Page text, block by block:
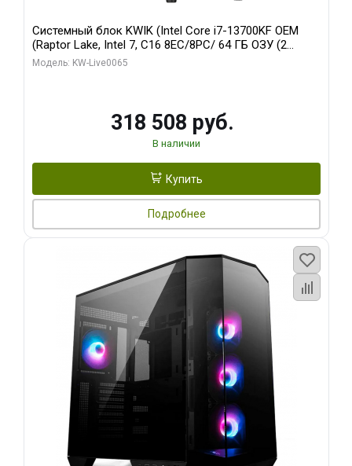
Системный блок KWIK (Intel Core i7-13700KF OEM
(Raptor Lake, Intel 7, C16 8EC/8PC/ 64 ГБ ОЗУ (2
модуля)/ ASUS RTX5080 PROART OC 16GB GDDR7
Модель: KW-Live0065
318 508 руб.
В наличии
Купить
Подробнее